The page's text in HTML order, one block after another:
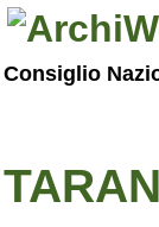
Consiglio